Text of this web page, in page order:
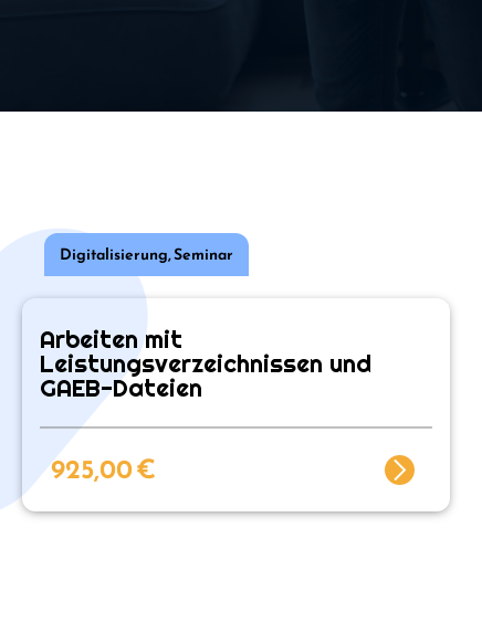
Digitalisierung,Seminar
Arbeiten mit
Leistungsverzeichnissen und
GAEB-Dateien
925,00€